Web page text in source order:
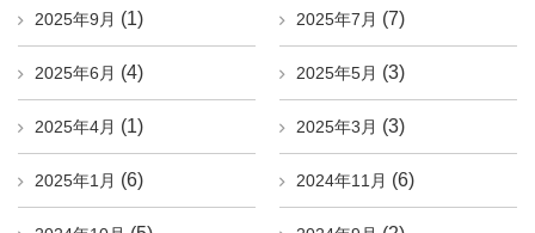
2025年9月 (1) 2025年7月 (7)
2025年6月 (4) 2025年5月 (3)
2025年4月 (1) 2025年3月 (3)
2025年1月 (6) 2024年11月 (6)